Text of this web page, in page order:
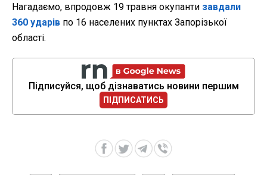
Нагадаємо, впродовж 19 травня окупанти завдали
360 ударів по 16 населених пунктах Запорізької
області.
Підписуйся, щоб дізнаватись новини першим
ПІДПИСАТИСЬ